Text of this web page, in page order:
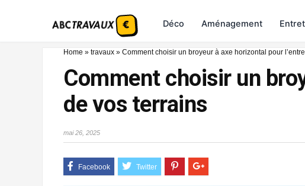
Déco Aménagement
Home » travaux » Comment choisir un broyeur à axe horizontal pour
Comment choisir un
de vos terrains
mai 26, 2025